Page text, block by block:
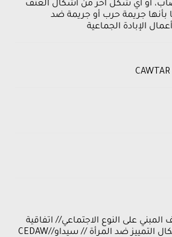
أو أي شكل آخر من أشكال العنف
جريمة حرب أو جريمة ضد
الإبادة الجماعية
على النوع الاجتماعي// اتفاقية
القضاء على جميع أشكال التمييز ضد المرأة // سيداو//CEDAW